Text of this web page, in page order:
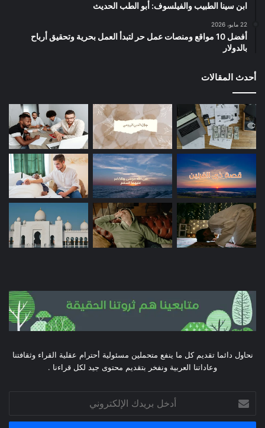
ابن سينا الطبيب والفيلسوف: أبو الطب الحديث
22 مايو، 2026
أفضل 10 مواقع ومنصات عمل حر لتبدأ العمل بحرية وتحقيق أرباح
بالدولار
أحدث المقالات
نحاول دائما تقديم كل ما ينفع متحملين مسئولية أحترام عقلية القراء وثقافتنا
وعاداتنا العربية ونفخر بتقديم محتوى جيد لكل قراءنا .
بريدك
الإلكتروني